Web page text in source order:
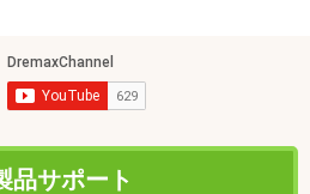
品サポート